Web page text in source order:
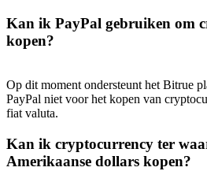
Kan ik PayPal gebruiken om
kopen?
Op dit moment ondersteunt het Bitrue
PayPal niet voor het kopen van
fiat valuta.
Kan ik cryptocurrency ter
Amerikaanse dollars kopen?